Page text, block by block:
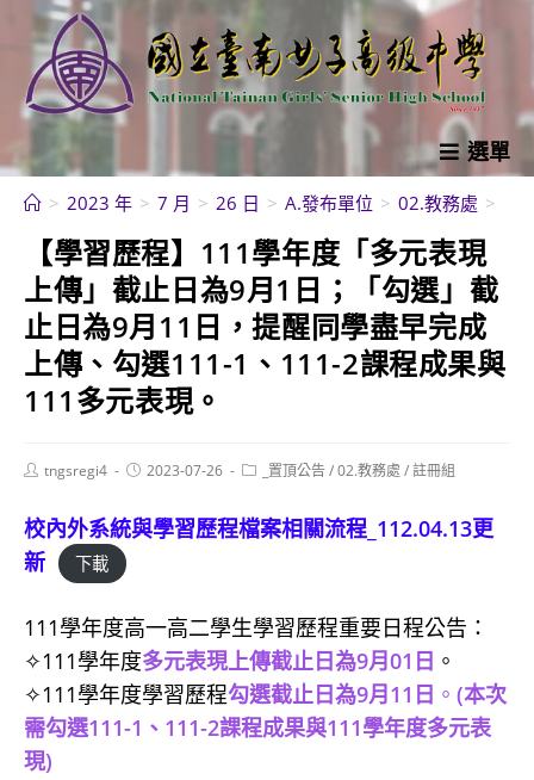
內
選單
> 2023 年 > 7 月 > 26 日 > A.發布單位 > 02.教務處 >
【學習歷程】111學年度「多元表現
上傳」截止日為9月1日；「勾選」截
止日為9月11日，提醒同學盡早完成
上傳、勾選111-1、111-2課程成果與
111多元表現。
Posttngsregi4
Post2023-07-26
Post _置頂公告/02.教務處 /註冊組
校內外系統與學習歷程檔案相關流程_112.04.13更
新
下載
111學年度高一高二學生學習歷程重要日程公告：
✧111學年度多元表現上傳截止日為9月01日 。
✧111學年度學習歷程勾選截止日為9月11日 。 (本次
需勾選111-1、111-2課程成果與111學年度多元表
現)